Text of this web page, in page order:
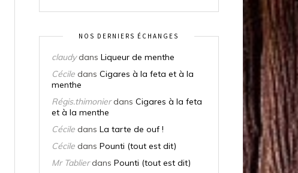
NOS DERNIERS ÉCHANGES
claudydans Liqueur de menthe
Cécile dans Cigares à la feta et à la
menthe
Régis.thimonierdans Cigares à la feta
et à la menthe
Cécile dans La tarte de ouf !
Cécile dans Pounti (tout est dit)
Mr Tablierdans Pounti (tout est dit)